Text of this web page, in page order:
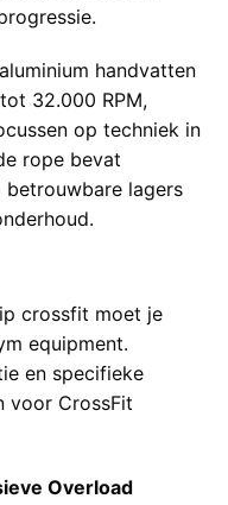
handvatten
32.000 RPM,
op techniek in
rope bevat
lagers
crossfit moet je
equipment.
en specifieke
voor CrossFit
Overload